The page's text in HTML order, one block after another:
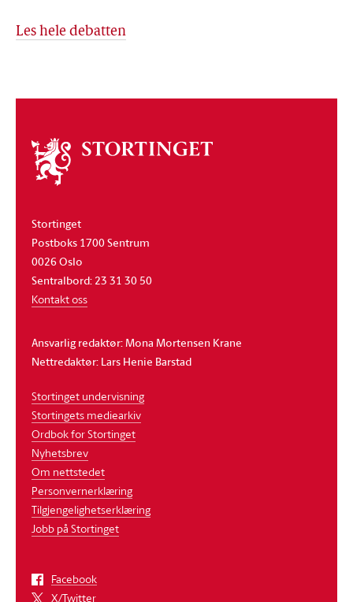
Les hele debatten
Om
stortinget
Stortinget
Postboks 1700 Sentrum
0026 Oslo
Sentralbord: 23 31 30 50
Kontakt oss
Ansvarlig redaktør: Mona Mortensen Krane
Nettredaktør: Lars Henie Barstad
Stortinget undervisning
Stortingets mediearkiv
Ordbok for Stortinget
Nyhetsbrev
Om nettstedet
Personvernerklæring
Tilgjengelighetserklæring
Jobb på Stortinget
Facebook
X/Twitter